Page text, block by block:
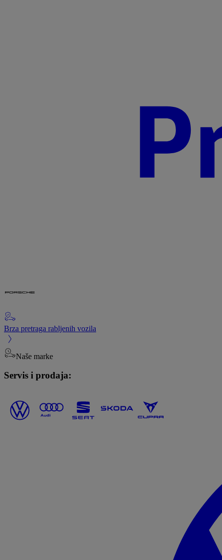
Brza pretraga rabljenih vozila
Naše marke
Servis i prodaja: